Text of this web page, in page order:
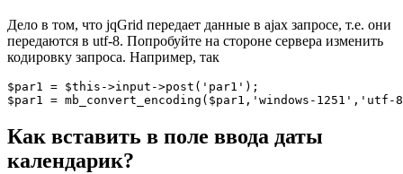
Дело в том, что jqGrid передает данные в ajax запросе, т.е. они
передаются в utf-8. Попробуйте на стороне сервера изменить
кодировку запроса. Например, так
$par1 = $this->input->post('par1');
$par1 = mb_convert_encoding($par1,'windows-
Как вставить в поле ввода даты
календарик?